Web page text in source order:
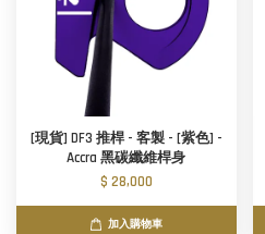
[現貨] DF3 推桿 - 客製 - [紫色] -
Accra 黑碳纖維桿身
$ 28,000
加入購物車